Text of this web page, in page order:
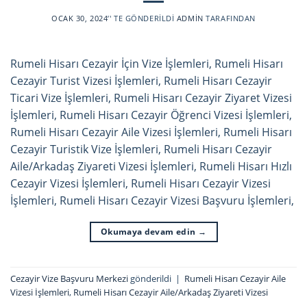
OCAK 30, 2024’' TE GÖNDERILDI ADMIN TARAFINDAN
Rumeli Hisarı Cezayir İçin Vize İşlemleri, Rumeli Hisarı
Cezayir Turist Vizesi İşlemleri, Rumeli Hisarı Cezayir
Ticari Vize İşlemleri, Rumeli Hisarı Cezayir Ziyaret Vizesi
İşlemleri, Rumeli Hisarı Cezayir Öğrenci Vizesi İşlemleri,
Rumeli Hisarı Cezayir Aile Vizesi İşlemleri, Rumeli Hisarı
Cezayir Turistik Vize İşlemleri, Rumeli Hisarı Cezayir
Aile/Arkadaş Ziyareti Vizesi İşlemleri, Rumeli Hisarı Hızlı
Cezayir Vizesi İşlemleri, Rumeli Hisarı Cezayir Vizesi
İşlemleri, Rumeli Hisarı Cezayir Vizesi Başvuru İşlemleri,
Okumaya devam edin →
Cezayir Vize Başvuru Merkezigönderildi | Rumeli Hisarı Cezayir Aile
Vizesi İşlemleri, Rumeli Hisarı Cezayir Aile/Arkadaş Ziyareti Vizesi